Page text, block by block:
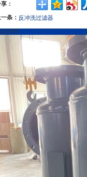
：
条： 反冲洗过滤器
介绍